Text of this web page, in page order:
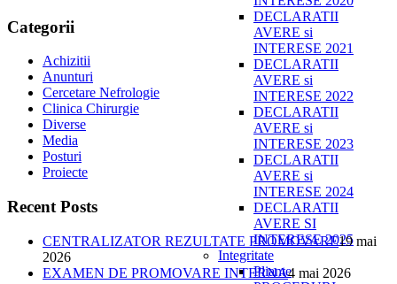
DECLARATII
AVERE si
INTERESE 2021
DECLARATII
AVERE si
INTERESE 2022
DECLARATII
AVERE si
INTERESE 2023
DECLARATII
AVERE si
INTERESE 2024
DECLARATII
AVERE SI
INTERESE 2025
Integritate
Pliante
Categorii
Achizitii
Anunturi
Cercetare Nefrologie
Clinica Chirurgie
Diverse
Media
Posturi
Proiecte
Recent Posts
CENTRALIZATOR REZULTATE PROMOVARE19 mai
2026
EXAMEN DE PROMOVARE INTERNA4 mai 2026